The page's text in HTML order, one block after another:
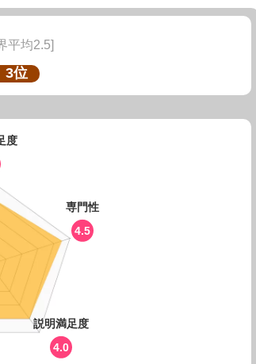
平均2.5]
3位
度
専門性
4.5
説明満足度
4.0